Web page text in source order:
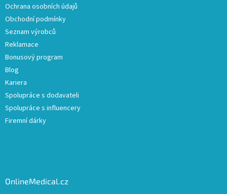
Ochrana osobních údajů
Obchodní podmínky
Seznam výrobců
Reklamace
Bonusový program
Blog
Kariera
Spolupráce s dodavateli
Spolupráce s influencery
Firemní dárky
OnlineMedical.cz